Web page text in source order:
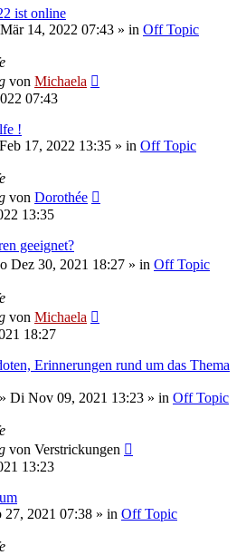
ist online
14, 2022 07:43 » in Off Topic
von Michaela
07:43
!
17, 2022 13:35 » in Off Topic
von Dorothée
13:35
geeignet?
Dez 30, 2021 18:27 » in Off Topic
von Michaela
18:27
Erinnerungen rund um das Thema
» Di Nov 09, 2021 13:23 » in Off Topic
von Verstrickungen
13:23
27, 2021 07:38 » in Off Topic